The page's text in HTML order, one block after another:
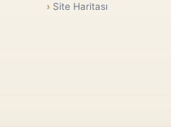
Site Haritası